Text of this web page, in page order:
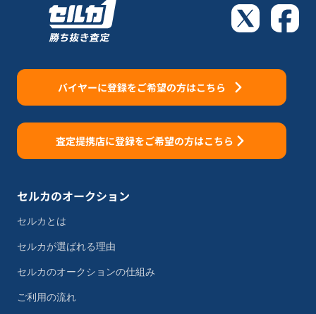
バイヤーに登録をご希望の方はこちら
査定提携店に登録をご希望の方はこちら
セルカのオークション
セルカとは
セルカが選ばれる理由
セルカのオークションの仕組み
ご利用の流れ